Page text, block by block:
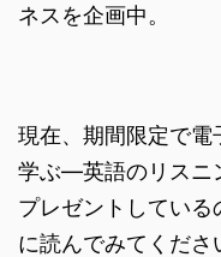
ネスを企画中。
現在、期間限定で電
学ぶ―英語のリスニ
プレゼントしている
に読んでみてくださ